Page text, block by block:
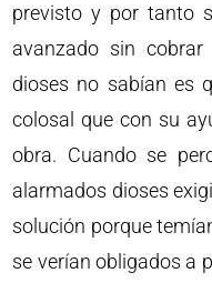
previsto y por tanto
avanzado sin
dioses no sabían es
colosal que con su
obra. Cuando se
alarmados dioses
solución porque
se verían obligados a